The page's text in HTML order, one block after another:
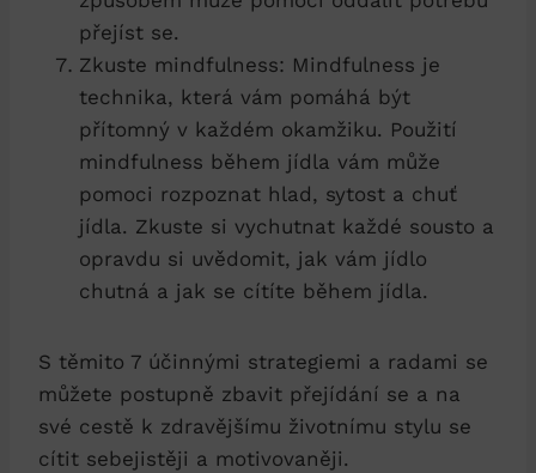
přejíst ⁢se.
Zkuste mindfulness: Mindfulness⁣ je
technika, která​ vám pomáhá být
přítomný v každém ‍okamžiku. Použití
mindfulness během jídla vám může
pomoci rozpoznat⁤ hlad, sytost a chuť
jídla. Zkuste si vychutnat každé​ sousto a
opravdu si uvědomit, jak vám jídlo
chutná a jak se cítíte během jídla.
S těmito 7 účinnými strategiemi a radami se
můžete postupně zbavit přejídání se ‍a na
své cestě k zdravějšímu životnímu stylu se
cítit sebejistěji a motivovaněji.